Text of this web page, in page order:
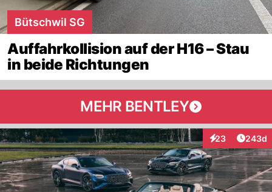
Bütschwil SG
Auffahrkollision auf der H16 – Stau
in beide Richtungen
MEHR BENTLEY
23
Interaktionen
243d